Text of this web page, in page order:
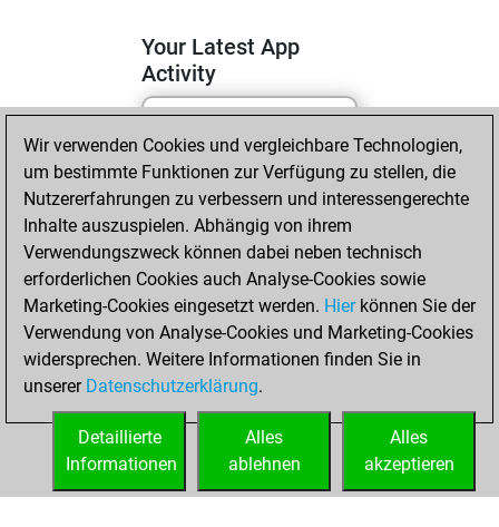
Your Latest App
Activity
Mittwoch, Mai 13,
2026
You totalled 21
tactics positions
Tactics
You
solved 11 tactics
positions
You achieved
tactics positions
Wir verwenden Cookies und vergleichbare Technologien,
um bestimmte Funktionen zur Verfügung zu stellen, die
Nutzererfahrungen zu verbessern und interessengerechte
Inhalte auszuspielen. Abhängig von ihrem
Verwendungszweck können dabei neben technisch
erforderlichen Cookies auch Analyse-Cookies sowie
Marketing-Cookies eingesetzt werden. Hierkönnen Sie der
Verwendung von Analyse-Cookies und Marketing-Cookies
widersprechen. Weitere Informationen finden Sie in
unserer Datenschutzerklärung.
Alles
akzeptieren
Alles
ablehnen
Detaillierte
Informationen